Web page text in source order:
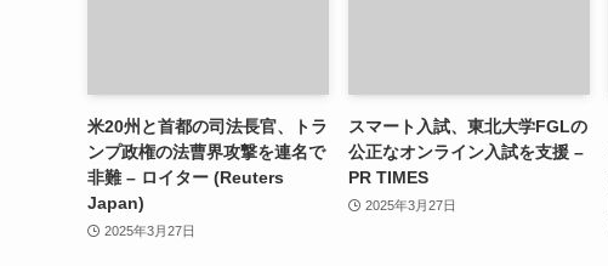
米20州と首都の司法長官、トラ
ンプ政権の法曹界攻撃を連名で
非難 – ロイター (Reuters
Japan)
2025年3月27日
スマート入試、東北大学FGLの
公正なオンライン入試を支援 –
PR TIMES
2025年3月27日